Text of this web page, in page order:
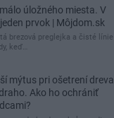
úložného miesta. V
prvok | Môjdom.sk
brezová preglejka a čisté línie
keď…
mýtus pri ošetrení dreva
Ako ho ochrániť